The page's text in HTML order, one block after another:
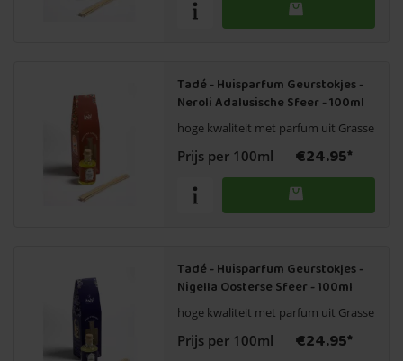
Tadé - Huisparfum Geurstokjes -
Neroli Adalusische Sfeer - 100ml
hoge kwaliteit met parfum uit Grasse
Prijs per 100ml €24.95*
Tadé - Huisparfum Geurstokjes -
Nigella Oosterse Sfeer - 100ml
hoge kwaliteit met parfum uit Grasse
Prijs per 100ml €24.95*